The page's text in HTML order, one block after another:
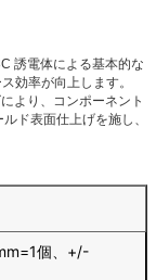
誘電体による基本的な
効率が向上します。
より、コンポーネント
ド表面仕上げを施し、
個、+/-